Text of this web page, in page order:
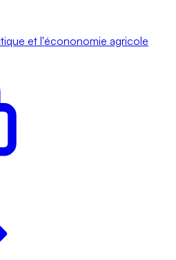
et l'écononomie agricole